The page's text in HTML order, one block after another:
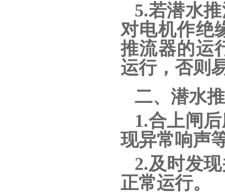
5.若潜水
对电机作绝
推流器的运
运行，否则
二、潜水
1.合上闸
现异常响声
2.及时发
正常运行。